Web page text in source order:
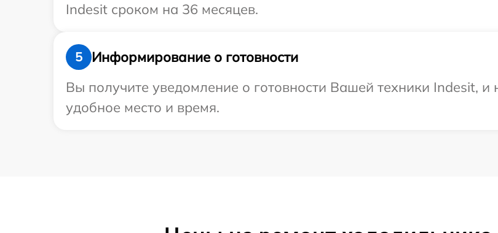
Indesit сроком на 36 месяцев.
5
Информирование о готовности
Вы получите уведомление о готовности Вашей техники Indesit, и
удобное место и время.